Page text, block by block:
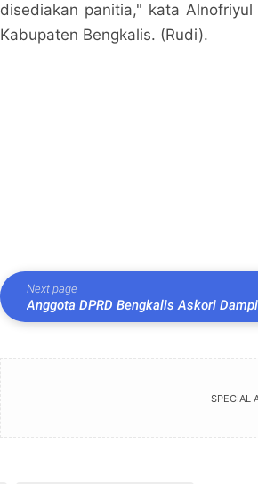
disediakan panitia," kata
Kabupaten Bengkalis. (Rudi).
Next page
Anggota DPRD Bengkalis Askori
bersama Kapolres dan Kajari
SPECIAL